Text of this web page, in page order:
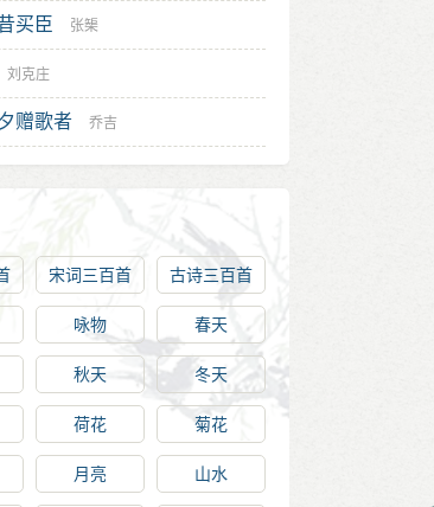
买臣 张榘
刘克庄
赠歌者 乔吉
宋词三百首 古诗三百首
咏物 春天
秋天 冬天
荷花 菊花
月亮 山水